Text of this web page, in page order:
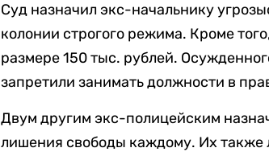
Суд назначил экс-начальнику
колонии строгого режима. Кроме
размере 150 тыс. рублей.
запретили занимать должности в
Двум другим экс-полицейским
лишения свободы каждому. Их также